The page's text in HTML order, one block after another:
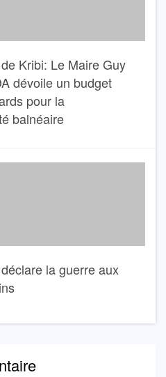
Kribi: Le Maire Guy
dévoile un budget
pour la
balnéaire
la guerre aux